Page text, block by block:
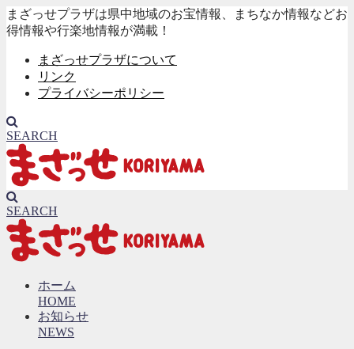
まざっせプラザは県中地域のお宝情報、まちなか情報などお
得情報や行楽地情報が満載！
まざっせプラザについて
リンク
プライバシーポリシー
SEARCH
SEARCH
ホーム
HOME
お知らせ
NEWS